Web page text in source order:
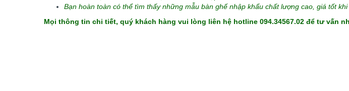
Bạn hoàn toàn có thể tìm thấy những mẫu bàn ghế nhập khẩu chất lượng cao, giá tốt khi
Mọi thông tin chi tiết, quý khách hàng vui lòng liên hệ hotline 094.34567.02 để tư vấn